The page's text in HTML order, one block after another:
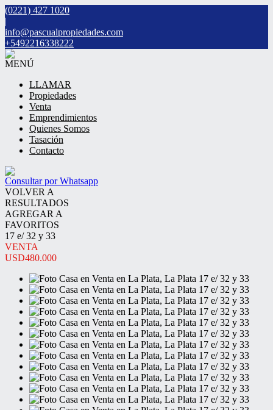
(0221) 427 1020
|
info@pascualpropiedades.com
+5492216338222
MENÚ
LLAMAR
Propiedades
Venta
Emprendimientos
Quienes Somos
Tasación
Contacto
Consultar por Whatsapp
VOLVER A
RESULTADOS
AGREGAR A
FAVORITOS
17 e/ 32 y 33
VENTA
USD480.000